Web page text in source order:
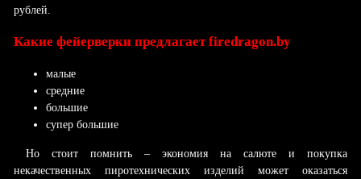
рублей.
Какие фейерверки предлагает firedragon.by
малые
средние
большие
супер большие
Но стоит помнить – экономия на салюте и покупка
некачественных пиротехнических изделий может оказаться